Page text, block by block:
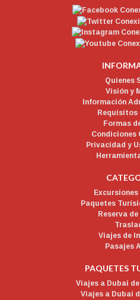
Quienes
Visión y
Información
Requisitos
Formas
Condiciones
Privacidad y
Excursiones
Paquetes
Reserva
Viajes de
Pasajes
PAQUETES
Viajes a Dubai
Viajes a Dubai